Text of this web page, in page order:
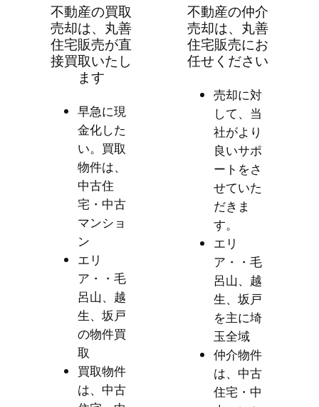
不動産の買取
売却は、丸善
住宅販売が直
接買取いたし
ます
早急に現
金化した
い。買取
物件は、
中古住
宅・中古
マンショ
ン
エリ
ア・・毛
呂山、越
生、坂戸
の物件買
取
買取物件
は、中古
不動産の仲介
売却は、丸善
住宅販売にお
任せください
売却に対
して、当
社がより
良いサポ
ートをさ
せていた
だきま
す。
エリ
ア・・毛
呂山、越
生、坂戸
を主に埼
玉全域
仲介物件
は、中古
住宅・中